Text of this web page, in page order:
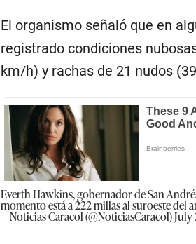
El organismo señaló que en
registrado condiciones
km/h) y rachas de 21 nudos
Everth Hawkins, gobernador de San
momento está a 222 millas al suroeste del
— Noticias Caracol (@NoticiasCaracol)July